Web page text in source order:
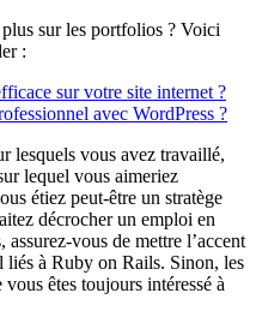
sur les portfolios ? Voici
:
sur votre site internet ?
avec WordPress ?
lesquels vous avez travaillé,
lequel vous aimeriez
étiez peut-être un stratège
décrocher un emploi en
vous de mettre l’accent
liés à Ruby on Rails. Sinon, les
êtes toujours intéressé à